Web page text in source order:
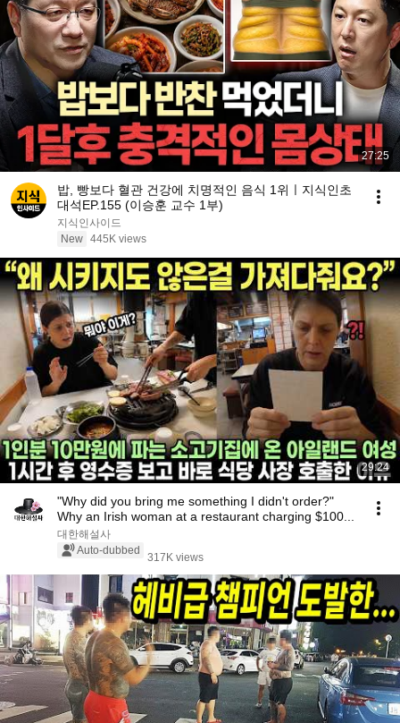
27:25
밥, 빵보다 혈관 건강에 치명적인 음식 1위ㅣ지식인초
대석EP.155 (이승훈 교수 1부)
지식인사이드
New 445K views
29:24
"Why did you bring me something I didn't order?"
Why an Irish woman at a restaurant charging $100...
대한해설사
Auto-dubbed
317K views